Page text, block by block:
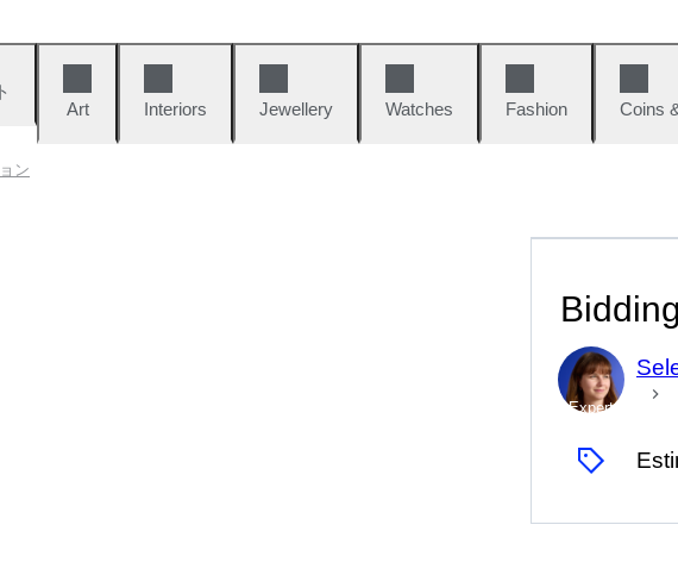
Art
Interiors Jewellery Watches Fashion Coins
ン
Expert